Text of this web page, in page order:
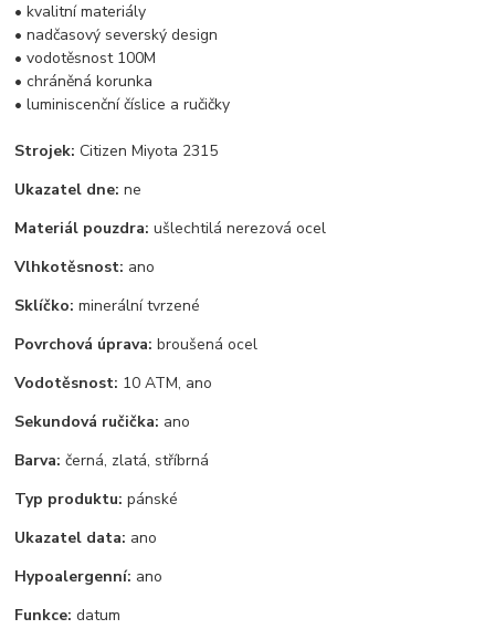
• kvalitní materiály
• nadčasový severský design
• vodotěsnost 100M
• chráněná korunka
• luminiscenční číslice a ručičky
Strojek: Citizen Miyota 2315
Ukazatel dne: ne
Materiál pouzdra: ušlechtilá nerezová ocel
Vlhkotěsnost: ano
Sklíčko: minerální tvrzené
Povrchová úprava: broušená ocel
Vodotěsnost: 10 ATM, ano
Sekundová ručička: ano
Barva: černá, zlatá, stříbrná
Typ produktu: pánské
Ukazatel data: ano
Hypoalergenní: ano
Funkce: datum